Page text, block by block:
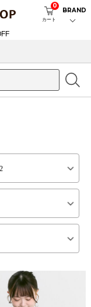
カート
0
BRAND